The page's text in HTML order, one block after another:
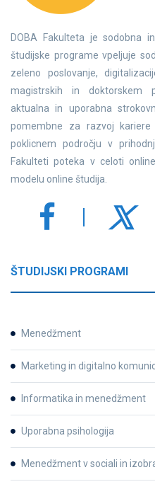
DOBA Fakulteta je sodobna
študijske programe vpeljuje
zeleno poslovanje,
magistrskih in doktorskem
aktualna in uporabna
pomembne za razvoj
poklicnem področju v
Fakulteti poteka v celoti
modelu online študija.
ŠTUDIJSKI PROGRAMI
Menedžment
Marketing in digitalno
Informatika in menedžment
Uporabna psihologija
Menedžment v sociali in